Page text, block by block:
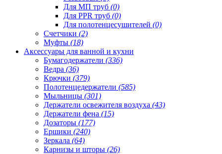
Для МП труб (0)
Для PPR труб (0)
Для полотенцесушителей (0)
Счетчики (2)
Муфты (18)
Аксессуары для ванной и кухни
Бумагодержатели (336)
Ведра (36)
Крючки (379)
Полотенцедержатели (585)
Мыльницы (301)
Держатели освежителя воздуха (43)
Держатели фена (15)
Дозаторы (177)
Ершики (240)
Зеркала (64)
Карнизы и шторы (26)